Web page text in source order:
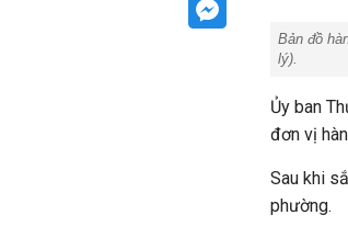
Bản đồ
lý).
Ủy ban
đơn vị
Sau khi
phường.